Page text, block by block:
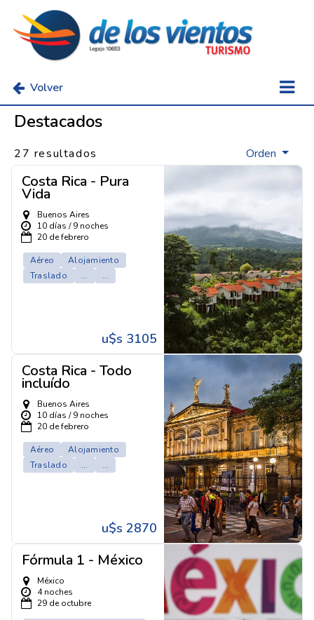
Volver
Destacados
27 resultados Orden
Costa Rica - Pura
Vida
Buenos Aires
10 días / 9 noches
20 de febrero
Aéreo
Alojamiento
Traslado
... ...
u$s 3105
Costa Rica - Todo
incluído
Buenos Aires
10 días / 9 noches
20 de febrero
Aéreo
Alojamiento
Traslado
... ...
u$s 2870
Fórmula 1 - México
México
4 noches
29 de octubre